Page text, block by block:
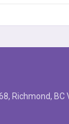
Richmond, BC